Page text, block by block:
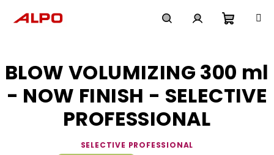
košík
BLOW VOLUMIZING 300 ml
- NOW FINISH - SELECTIVE
PROFESSIONAL
SELECTIVE PROFESSIONAL